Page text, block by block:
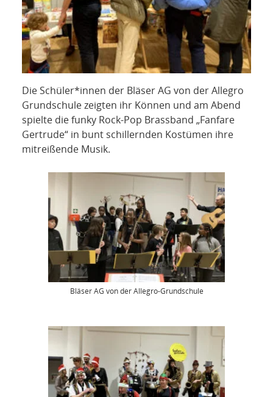
Die Schüler*innen der Bläser AG von der Allegro
Grundschule zeigten ihr Können und am Abend
spielte die funky Rock-Pop Brassband „Fanfare
Gertrude“ in bunt schillernden Kostümen ihre
mitreißende Musik.
Bläser AG von der Allegro-Grundschule